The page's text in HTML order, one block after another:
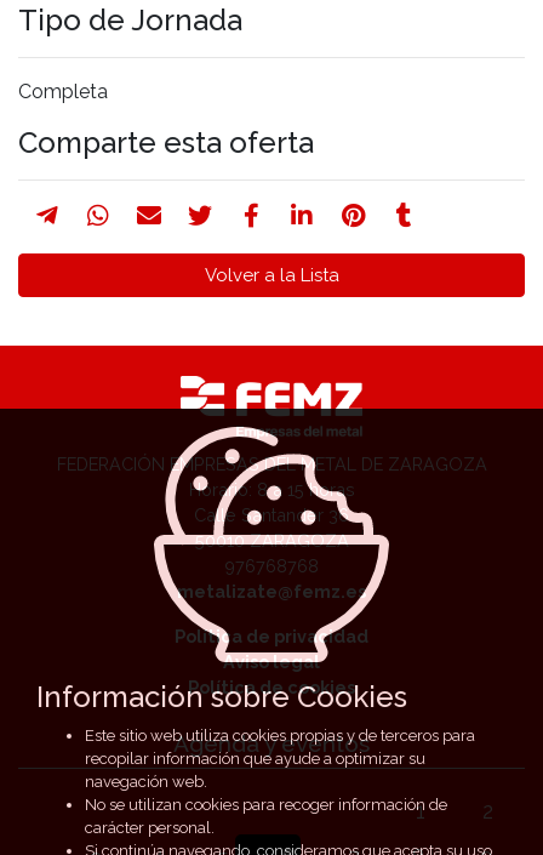
Tipo de Jornada
Completa
Comparte esta oferta
Volver a la Lista
FEDERACIÓN EMPRESAS DEL METAL DE ZARAGOZA
Horario: 8 a 15 horas
Calle Santander 36
50010 ZARAGOZA
976768768
metalizate@femz.es
Política de privacidad
Aviso legal
Política de cookies
Agenda y eventos
1
2
Información sobre Cookies
Este sitio web utiliza cookies propias y de terceros para
recopilar información que ayude a optimizar su
navegación web.
No se utilizan cookies para recoger información de
carácter personal.
Si continúa navegando, consideramos que acepta su uso.